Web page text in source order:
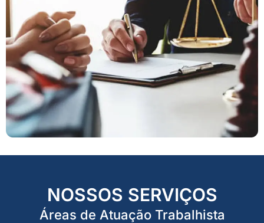
NOSSOS SERVIÇOS
Áreas de Atuação Trabalhista